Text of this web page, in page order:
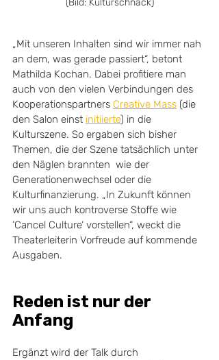
„Mit unseren Inhalten sind wir immer nah
an dem, was gerade passiert“, betont
Mathilda Kochan. Dabei profitiere man
auch von den vielen Verbindungen des
Kooperationspartners Creative Mass (die
den Salon einst initiierte) in die
Kulturszene. So ergaben sich bisher
Themen, die der Szene tatsächlich unter
den Näglen brannten  wie der
Generationenwechsel oder die
Kulturfinanzierung. „In Zukunft können
wir uns auch kontroverse Stoffe wie
‘Cancel Culture‘ vorstellen“, weckt die
Theaterleiterin Vorfreude auf kommende
Ausgaben.
Reden ist nur der
Anfang
Ergänzt wird der Talk durch